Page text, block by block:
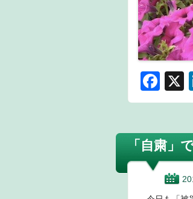
F
a
e
b
o
「自粛」